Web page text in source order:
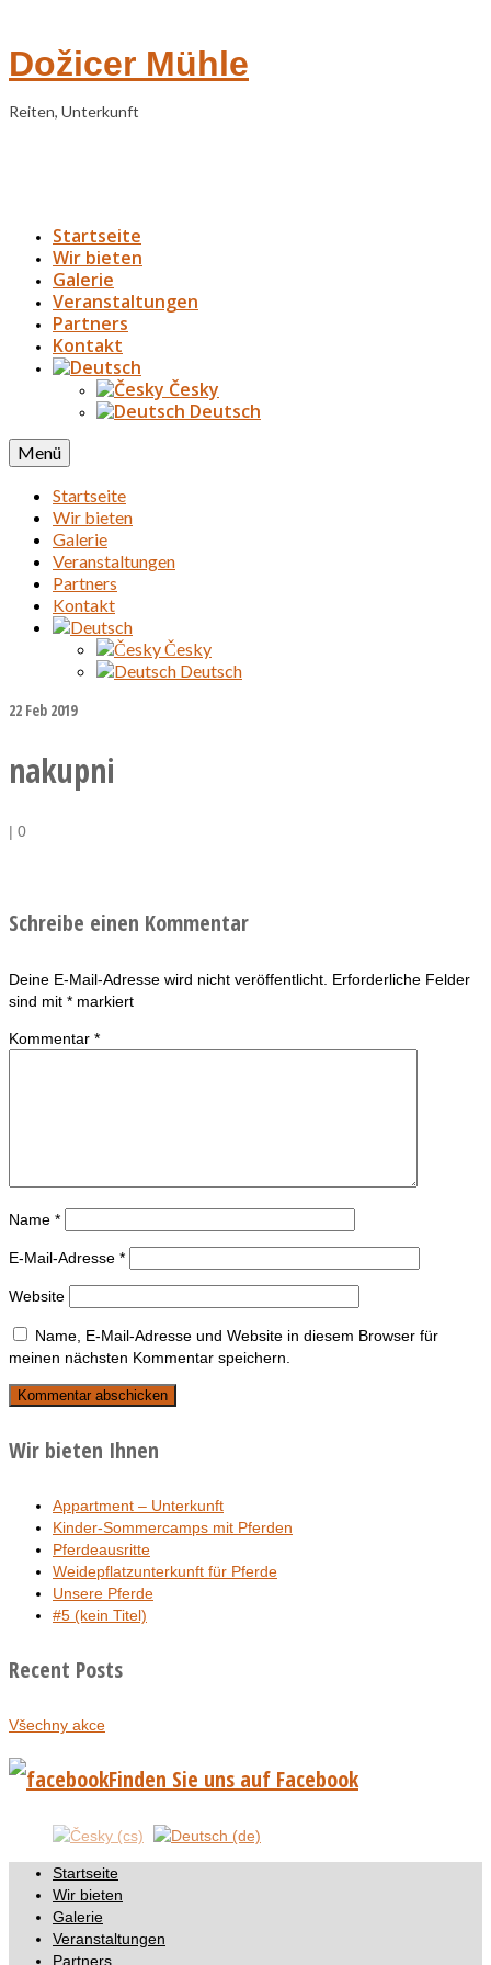
Dožicer Mühle
Reiten, Unterkunft
Startseite
Wir bieten
Galerie
Veranstaltungen
Partners
Kontakt
Česky
Deutsch
Menü
Startseite
Wir bieten
Galerie
Veranstaltungen
Partners
Kontakt
Česky
Deutsch
22 Feb 2019
nakupni
| 0
Schreibe einen Kommentar
Deine E-Mail-Adresse wird nicht veröffentlicht. Erforderliche Felder
sind mit * markiert
Kommentar *
Name *
E-Mail-Adresse *
Website
Name, E-Mail-Adresse und Website in diesem Browser für
meinen nächsten Kommentar speichern.
Wir bieten Ihnen
Appartment – Unterkunft
Kinder-Sommercamps mit Pferden
Pferdeausritte
Weidepflatzunterkunft für Pferde
Unsere Pferde
#5 (kein Titel)
Recent Posts
Všechny akce
Finden Sie uns auf Facebook
Startseite
Wir bieten
Galerie
Veranstaltungen
Partners